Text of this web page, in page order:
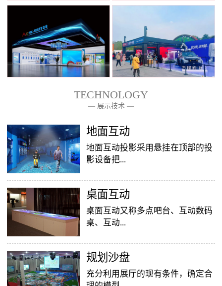
TECHNOLOGY
— 展示技术 —
地面互动
地面互动投影采用悬挂在顶部的投
影设备把...
影像效果投射到地面，当参访着走
至投影区域时，通过系统识别，参
访者可以直接使用双脚或动作与投
效果就会随着你的脚步产生相应的
变幻。地面互动投影系统是集虚拟
互动投影项目，包括水波纹、翻
桌面互动
桌面互动又称多点吧台、互动数码
桌、互动...
投影桌面，让普通的吧台（桌面）
变成一个多媒体互动娱乐游戏消费
平台，图文并茂，形式新颖，令桌
​规划沙盘
充分利用展厅的现有条件，确定合